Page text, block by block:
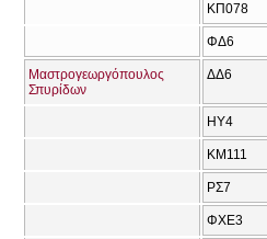
ΚΠ078
ΦΔ6
Μαστρογεωργόπουλος
Σπυρίδων
ΔΔ6
ΗΥ4
ΚΜ111
ΡΣ7
ΦΧΕ3